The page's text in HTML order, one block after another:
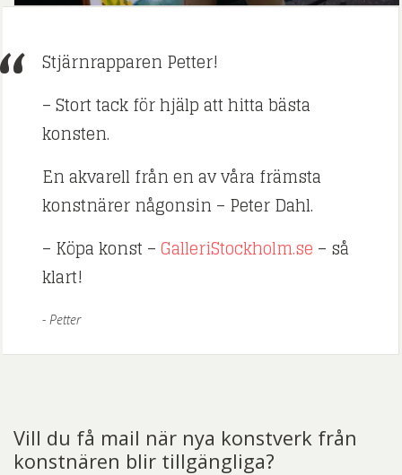
Stjärnrapparen Petter!
– Stort tack för hjälp att hitta bästa
konsten.
En akvarell från en av våra främsta
konstnärer någonsin – Peter Dahl.
– Köpa konst –GalleriStockholm.se – så
klart!
Petter
Vill du få mail när nya konstverk från
konstnären blir tillgängliga?